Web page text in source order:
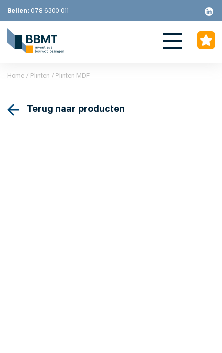
Bellen: 078 6300 011
Home / Plinten / Plinten MDF
Terug naar producten